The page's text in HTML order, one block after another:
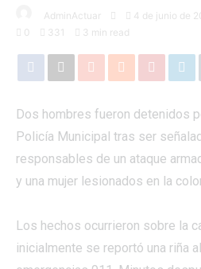
AdminActuar
4 de junio de
0
331 3 min read
Dos hombres fueron detenidos
Policía Municipal tras ser
responsables de un ataque
y una mujer lesionados en la
Los hechos ocurrieron sobre la
inicialmente se reportó una riña